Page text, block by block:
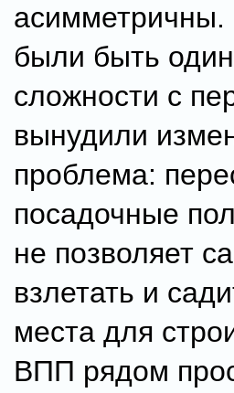
были быть
сложности с
вынудили
проблема:
посадочные
не позволяет
взлетать и
места для
ВПП рядом